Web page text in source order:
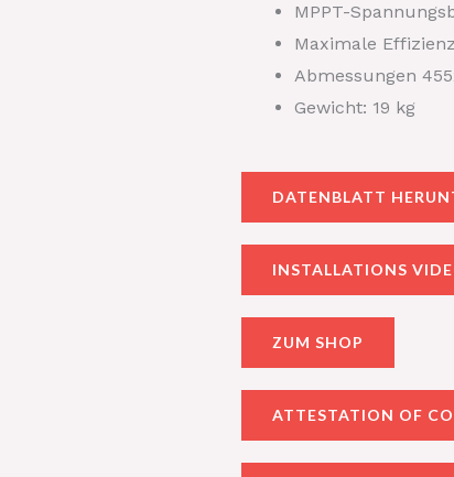
MPPT-
Maximale
Abmessungen
Gewicht: 19 kg
DATENBLATT
INSTALLATIONS
ZUM SHOP
ATTESTATION OF